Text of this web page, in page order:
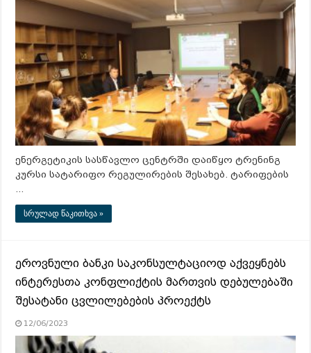
ენერგეტიკის სასწავლო ცენტრში დაიწყო ტრენინგ
კურსი სატარიფო რეგულირების შესახებ. ტარიფების
…
სრულად წაკითხვა »
ეროვნული ბანკი საკონსულტაციოდ აქვეყნებს
ინტერესთა კონფლიქტის მართვის დებულებაში
შესატანი ცვლილებების პროექტს
12/06/2023